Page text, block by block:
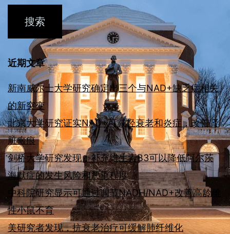
近期文章
新南威尔士大学研究确定出三个与NAD+缺乏症相关
的新突变
北京大学研究证实NAD+可减轻衰老和炎症，改善肾
脏瘢痕
剑桥大学研究发现：补充维生素B3可以降低阿尔茨
海默症的发生风险和严重程度
中科院研究显示可通过调节NADH/NAD+改善高龄雌
性小鼠不育
美研究者发现，抗衰老治疗可缓解肺纤维化